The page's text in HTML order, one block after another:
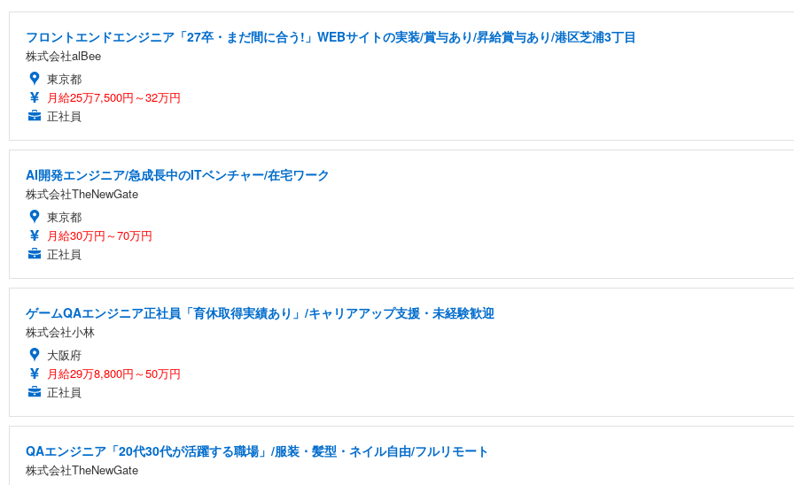
フロントエンドエンジニア「27卒・まだ間に合う!」WEBサイトの実装/賞与あり/昇給賞与あり/港区芝浦3丁目
株式会社alBee
東京都
月給25万7,500円～32万円
正社員
AI開発エンジニア/急成長中のITベンチャー/在宅ワーク
株式会社TheNewGate
東京都
月給30万円～70万円
正社員
ゲームQAエンジニア正社員「育休取得実績あり」/キャリアアップ支援・未経験歓迎
株式会社小林
大阪府
月給29万8,800円～50万円
正社員
QAエンジニア「20代30代が活躍する職場」/服装・髪型・ネイル自由/フルリモート
株式会社TheNewGate